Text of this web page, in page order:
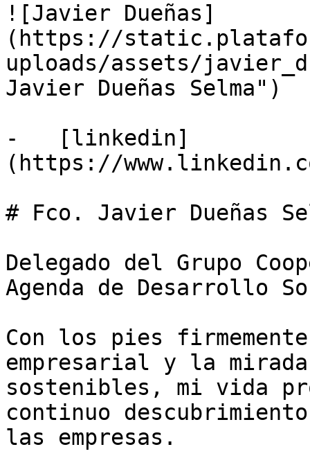
![Javier Dueñas]
(https://
uploads/assets/
Javier Dueñas Selma")
-   [linkedin]
(https://
# Fco. Javier Dueñas
Delegado del Grupo
Agenda de Desarrollo
Con los pies
empresarial y la
sostenibles, mi vida
continuo
las empresas.